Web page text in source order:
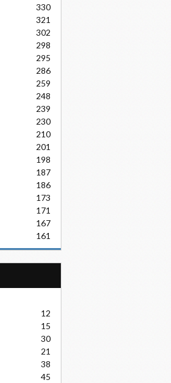
330
321
302
298
295
286
259
248
239
230
210
201
198
187
186
173
171
167
161
12
15
30
21
38
45